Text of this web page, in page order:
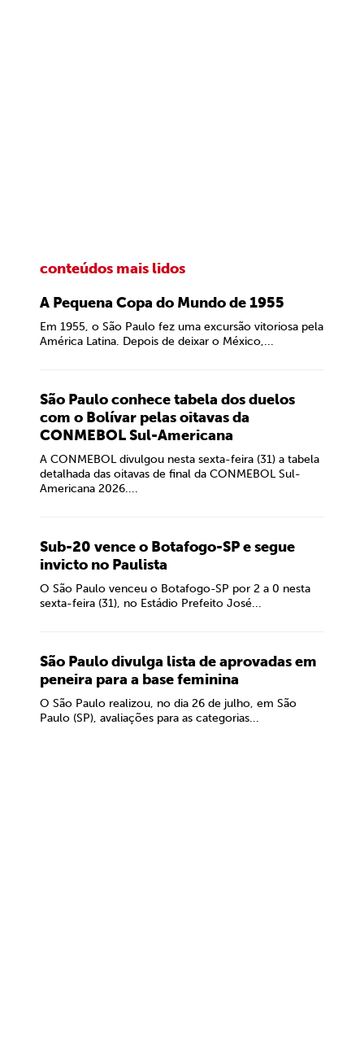
conteúdos mais lidos
A Pequena Copa do Mundo de 1955
Em 1955, o São Paulo fez uma excursão vitoriosa pela
América Latina. Depois de deixar o México,...
São Paulo conhece tabela dos duelos
com o Bolívar pelas oitavas da
CONMEBOL Sul-Americana
A CONMEBOL divulgou nesta sexta-feira (31) a tabela
detalhada das oitavas de final da CONMEBOL Sul-
Americana 2026....
Sub-20 vence o Botafogo-SP e segue
invicto no Paulista
O São Paulo venceu o Botafogo-SP por 2 a 0 nesta
sexta-feira (31), no Estádio Prefeito José...
São Paulo divulga lista de aprovadas em
peneira para a base feminina
O São Paulo realizou, no dia 26 de julho, em São
Paulo (SP), avaliações para as categorias...